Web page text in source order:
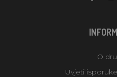
O
Uvjeti